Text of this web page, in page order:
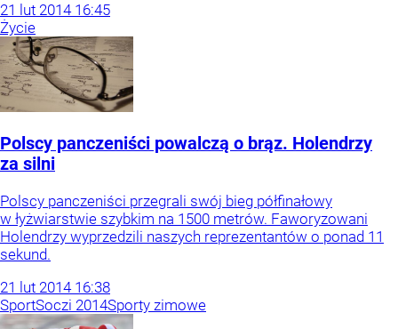
21 lut 2014 16:45
Życie
Polscy panczeniści powalczą o brąz. Holendrzy
za silni
Polscy panczeniści przegrali swój bieg półfinałowy
w łyżwiarstwie szybkim na 1500 metrów. Faworyzowani
Holendrzy wyprzedzili naszych reprezentantów o ponad 11
sekund.
21 lut 2014 16:38
SportSoczi 2014Sporty zimowe